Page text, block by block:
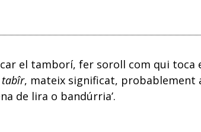
el tamborí, fer soroll com qui toca
tabîr, mateix significat, probablement
de lira o bandúrria’.